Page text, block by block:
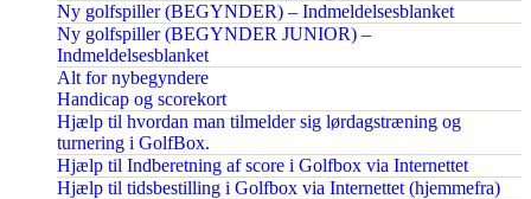
Ny golfspiller (BEGYNDER) – Indmeldelsesblanket
Ny golfspiller (BEGYNDER JUNIOR) –
Indmeldelsesblanket
Alt for nybegyndere
Handicap og scorekort
Hjælp til hvordan man tilmelder sig lørdagstræning og
turnering i GolfBox.
Hjælp til Indberetning af score i Golfbox via Internettet
Hjælp til tidsbestilling i Golfbox via Internettet (hjemmefra)